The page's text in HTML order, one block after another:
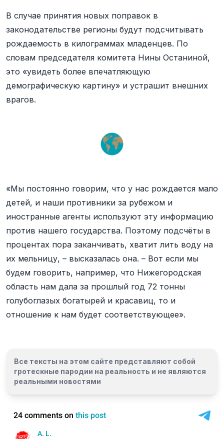
В случае принятия новых поправок в
законодательстве регионы будут подсчитывать
рождаемость в килограммах младенцев. По
словам председателя комитета Нины Останиной,
это «увидеть более впечатляющую
демографическую картину» и устрашит внешних
врагов.
«Мы постоянно говорим, что у нас рождается мало
детей, и наши противники за рубежом и
иностранные агенты используют эту информацию
против нашего государства. Поэтому подсчёты в
процентах пора заканчивать, хватит лить воду на
их мельницу, – высказалась она. – Вот если мы
будем говорить, например, что Нижегородская
область нам дала за прошлый год 72 тонны
голубоглазых богатырей и красавиц, то и
отношение к нам будет соответствующее».
Все тексты на этом сайте представляют собой
гротескные пародии на реальность и не являются
реальными новостями